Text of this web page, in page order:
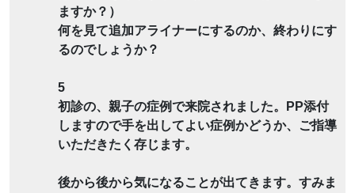
ますか？）
何を見て追加アライナーにするのか、終わりにす
るのでしょうか？
5
初診の、親子の症例で来院されました。PP添付
しますので手を出してよい症例かどうか、ご指導
いただきたく存じます。
後から後から気になることが出てきます。すみま